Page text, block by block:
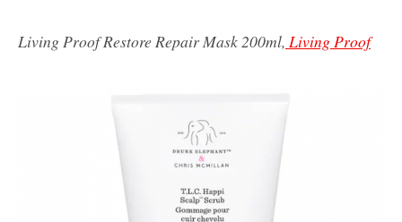
Living Proof Restore Repair Mask 200ml, Living Proof